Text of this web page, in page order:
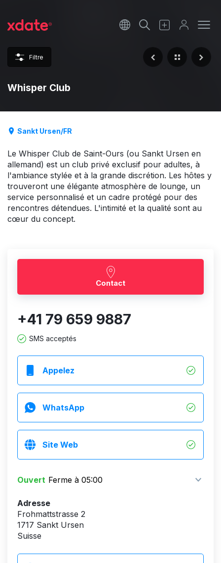
Filtre
Whisper Club
Sankt Ursen/FR
Le Whisper Club de Saint-Ours (ou Sankt Ursen en
allemand) est un club privé exclusif pour adultes, à
l'ambiance stylée et à la grande discrétion. Les hôtes y
trouveront une élégante atmosphère de lounge, un
service personnalisé et un cadre protégé pour des
rencontres détendues. L'intimité et la qualité sont au
cœur du concept.
Contact
+41 79 659 9887
SMS acceptés
Appelez
WhatsApp
Site Web
Ouvert Ferme à 05:00
Adresse
Frohmattstrasse 2
1717 Sankt Ursen
Suisse